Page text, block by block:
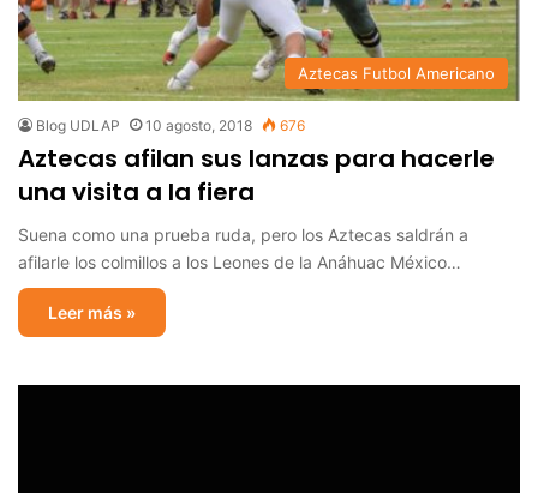
Aztecas Futbol Americano
Blog UDLAP 10 agosto, 2018 676
Aztecas afilan sus lanzas para hacerle
una visita a la fiera
Suena como una prueba ruda, pero los Aztecas saldrán a
afilarle los colmillos a los Leones de la Anáhuac México…
Leer más »